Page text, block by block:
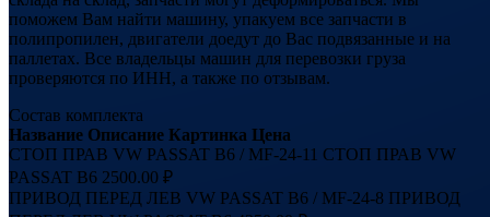
поможем Вам найти машину, упакуем все запчасти в
полипропилен, двигатели доедут до Вас подвязанные и на
паллетах. Все владельцы машин для перевозки груза
проверяются по ИНН, а также по отзывам.
Состав комплекта
Название Описание Картинка Цена
СТОП ПРАВ VW PASSAT B6 / MF-24-11 СТОП ПРАВ VW
PASSAT B6 2500.00 ₽
ПРИВОД ПЕРЕД ЛЕВ VW PASSAT B6 / MF-24-8 ПРИВОД